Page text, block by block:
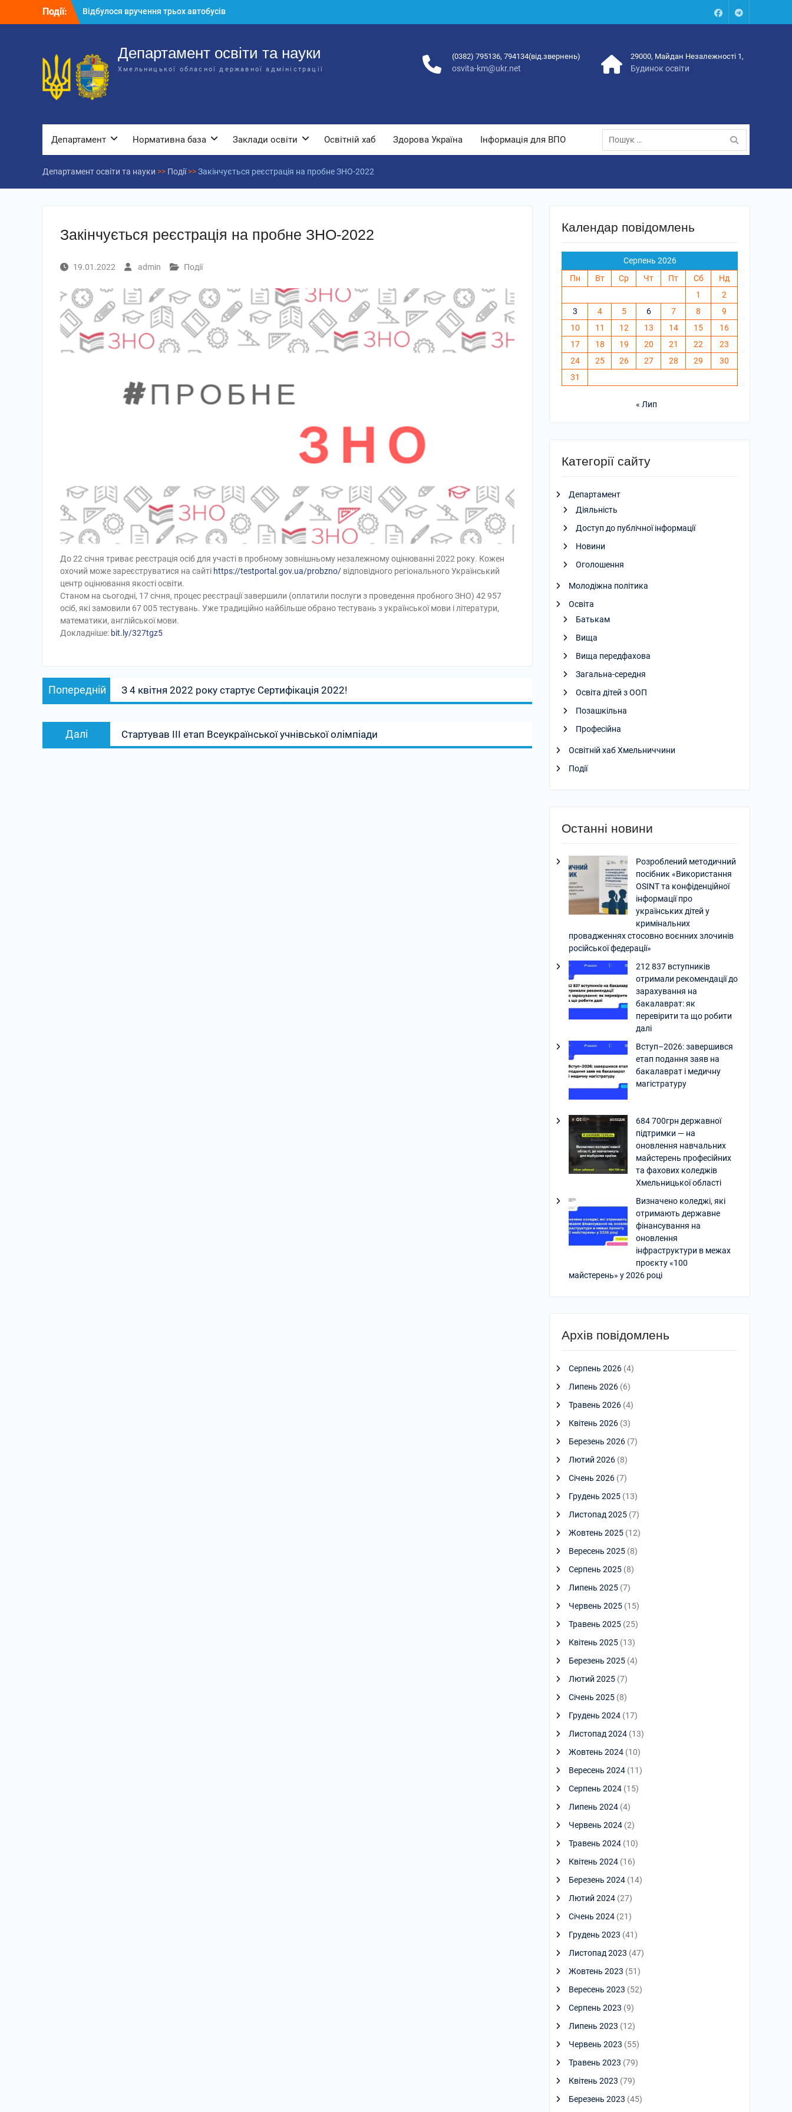
Події:
для потреб закладів освіти
Відбулося засідання колегії
державної адміністрації
Відбулась обласна нарада для
відповідальних за національно-
патріотичне виховання
FacebookTalegram
Департамент освіти та науки
Хмельницької обласної державної адміністрації
(0382) 795136, 794134(від.звернень)
osvita-km@ukr.net
29000, Майдан Незалежності 1,
Будинок освіти
Департамент Нормативна база Заклади освіти Освітній хаб Здорова Україна Інформація для ВПО
Пошук:
Департамент освіти та науки >> Події>>Закінчується реєстрація на пробне ЗНО-2022
Закінчується реєстрація на пробне ЗНО-2022
19.01.2022 admin Події
До 22 січня триває реєстрація осіб для участі в пробному зовнішньому незалежному оцінюванні 2022 року. Кожен
охочий може зареєструватися на сайті https://testportal.gov.ua/probzno/ відповідного регіонального Український
центр оцінювання якості освіти.
Станом на сьогодні, 17 січня, процес реєстрації завершили (оплатили послуги з проведення пробного ЗНО) 42 957
осіб, які замовили 67 005 тестувань. Уже традиційно найбільше обрано тестувань з української мови і літератури,
математики, англійської мови.
Докладніше: bit.ly/327tgz5
Навігація
записів
Попередній
Попередній
запис:
З 4 квітня 2022 року стартує Сертифікація 2022!
Далі
запис:
Стартував ІІІ етап Всеукраїнської учнівської олімпіади
Календар повідомлень
Серпень 2026
Пн
Вт Ср Чт Пт Сб
Нд
1
2
3
4 5 6 7 8
9
10
11 12 13 14 15
16
17
18 19 20 21 22
23
24
25 26 27 28 29
30
31
« Лип
Категорії сайту
Департамент
Діяльність
Доступ до публічної інформації
Новини
Оголошення
Молодіжна політика
Освіта
Батькам
Вища
Вища передфахова
Загальна-середня
Освіта дітей з ООП
Позашкільна
Професійна
Освітній хаб Хмельниччини
Події
Останні новини
Розроблений методичний
посібник «Використання
OSINT та конфіденційної
інформації про
українських дітей у
кримінальних
провадженнях стосовно воєнних злочинів
російської федерації»
212 837 вступників
отримали рекомендації до
зарахування на
бакалаврат: як
перевірити та що робити
далі
Вступ–2026: завершився
етап подання заяв на
бакалаврат і медичну
магістратуру
684 700грн державної
підтримки — на
оновлення навчальних
майстерень професійних
та фахових коледжів
Хмельницької області
Визначено коледжі, які
отримають державне
фінансування на
оновлення
інфраструктури в межах
проєкту «100
майстерень» у 2026 році
Архів повідомлень
Серпень 2026 (4)
Липень 2026 (6)
Травень 2026 (4)
Квітень 2026 (3)
Березень 2026 (7)
Лютий 2026 (8)
Січень 2026 (7)
Грудень 2025 (13)
Листопад 2025 (7)
Жовтень 2025 (12)
Вересень 2025 (8)
Серпень 2025 (8)
Липень 2025 (7)
Червень 2025 (15)
Травень 2025 (25)
Квітень 2025 (13)
Березень 2025 (4)
Лютий 2025 (7)
Січень 2025 (8)
Грудень 2024 (17)
Листопад 2024 (13)
Жовтень 2024 (10)
Вересень 2024 (11)
Серпень 2024 (15)
Липень 2024 (4)
Червень 2024 (2)
Травень 2024 (10)
Квітень 2024 (16)
Березень 2024 (14)
Лютий 2024 (27)
Січень 2024 (21)
Грудень 2023 (41)
Листопад 2023 (47)
Жовтень 2023 (51)
Вересень 2023 (52)
Серпень 2023 (9)
Липень 2023 (12)
Червень 2023 (55)
Травень 2023 (79)
Квітень 2023 (79)
Березень 2023 (45)